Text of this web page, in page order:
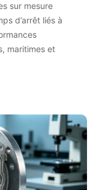
sur mesure
d’arrêt liés à
maritimes et